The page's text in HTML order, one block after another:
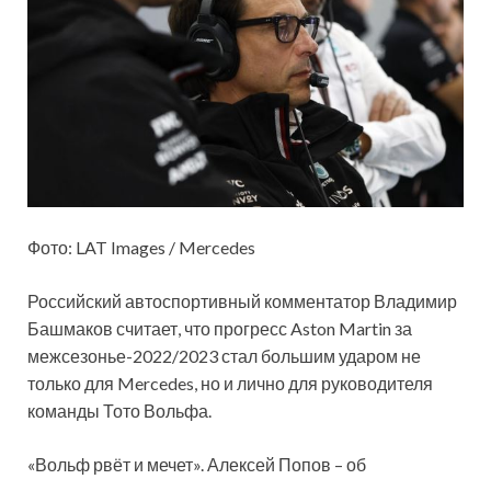
Фото: LAT Images / Mercedes
Российский автоспортивный комментатор Владимир
Башмаков считает, что прогресс Aston Martin за
межсезонье-2022/2023 стал большим ударом не
только для Mercedes, но и лично для руководителя
команды Тото Вольфа.
«Вольф рвёт и мечет». Алексей Попов – об